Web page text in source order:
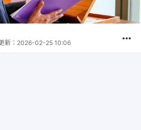
新： 2026-02-25 10:06